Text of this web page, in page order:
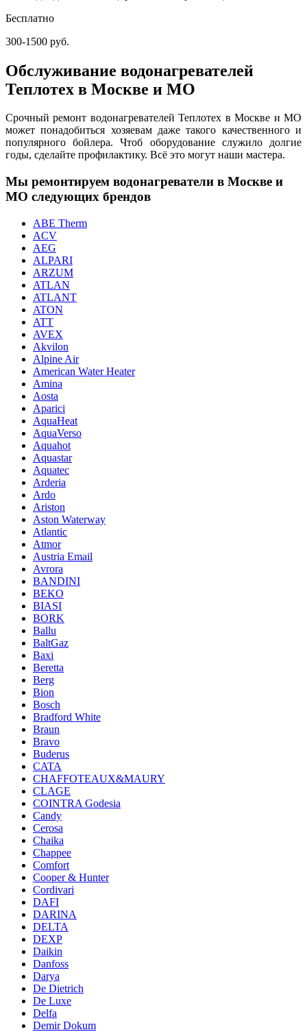
Бесплатно
300-1500 руб.
Обслуживание водонагревателей
Теплотех в Москве и МО
Срочный ремонт водонагревателей Теплотех в Москве и МО
может понадобиться хозяевам даже такого качественного и
популярного бойлера. Чтоб оборудование служило долгие
годы, сделайте профилактику. Всё это могут наши мастера.
Мы ремонтируем водонагреватели в Москве и
МО следующих брендов
ABE Therm
ACV
AEG
ALPARI
ARZUM
ATLAN
ATLANT
ATON
ATT
AVEX
Akvilon
Alpine Air
American Water Heater
Amina
Aosta
Aparici
AquaHeat
AquaVerso
Aquahot
Aquastar
Aquatec
Arderia
Ardo
Ariston
Aston Waterway
Atlantic
Atmor
Austria Email
Avrora
BANDINI
BEKO
BIASI
BORK
Ballu
BaltGaz
Baxi
Beretta
Berg
Bion
Bosch
Bradford White
Braun
Bravo
Buderus
CATA
CHAFFOTEAUX&MAURY
CLAGE
COINTRA Godesia
Candy
Cerosa
Chaika
Chappee
Comfort
Cooper & Hunter
Cordivari
DAFI
DARINA
DELTA
DEXP
Daikin
Danfoss
Darya
De Dietrich
De Luxe
Delfa
Demir Dokum